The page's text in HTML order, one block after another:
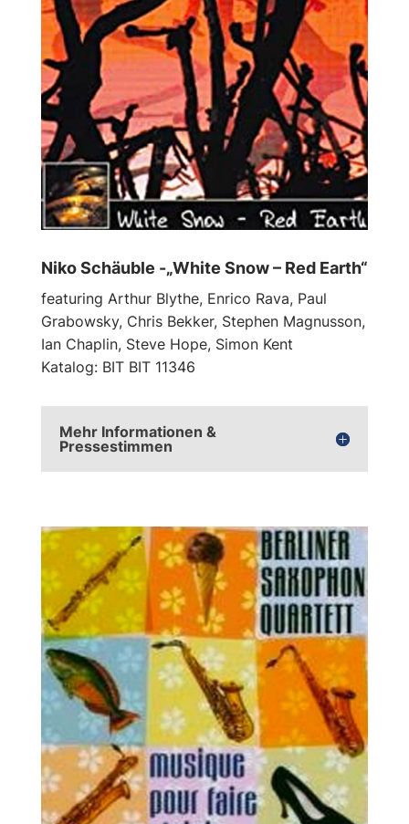
Niko Schäuble -„White Snow – Red Earth“
featuring Arthur Blythe, Enrico Rava, Paul
Grabowsky, Chris Bekker, Stephen Magnusson,
Ian Chaplin, Steve Hope, Simon Kent
Katalog: BIT BIT 11346
Mehr Informationen &
Pressestimmen